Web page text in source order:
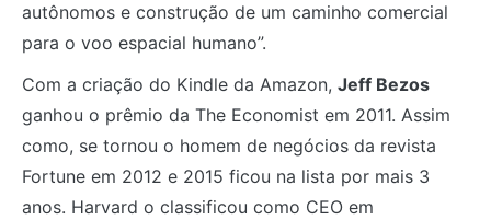
autônomos e construção de um caminho comercial
para o voo espacial humano”.
Com a criação do Kindle da Amazon, Jeff Bezos
ganhou o prêmio da The Economist em 2011. Assim
como, se tornou o homem de negócios da revista
Fortune em 2012 e 2015 ficou na lista por mais 3
anos. Harvard o classificou como CEO em